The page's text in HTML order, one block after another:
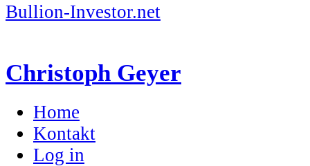
Bullion-Investor.net
Christoph Geyer
Home
Kontakt
Log in